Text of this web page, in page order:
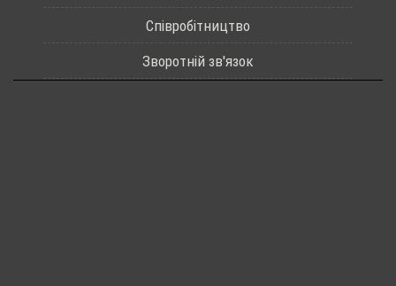
Співробітництво
Зворотній зв'язок